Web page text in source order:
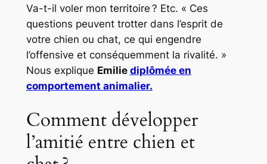
Va-t-il voler mon territoire ? Etc. « Ces
questions peuvent trotter dans l’esprit de
votre chien ou chat, ce qui engendre
l’offensive et conséquemment la rivalité. »
Nous explique Emilie diplômée en
comportement animalier.
Comment développer
l’amitié entre chien et